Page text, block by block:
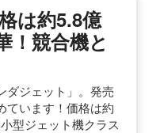
は約5.8億
！競合機と
ダジェット」。発売
ています！価格は約
型ジェット機クラス